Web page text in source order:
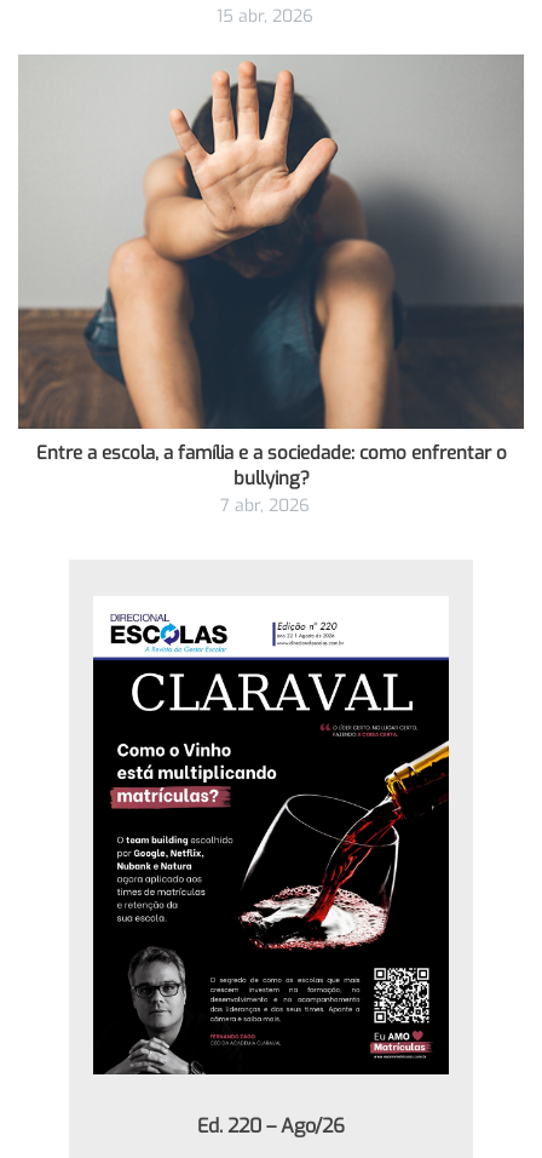
15 abr, 2026
Entre a escola, a família e a sociedade: como enfrentar o
bullying?
7 abr, 2026
Ed. 220 – Ago/26